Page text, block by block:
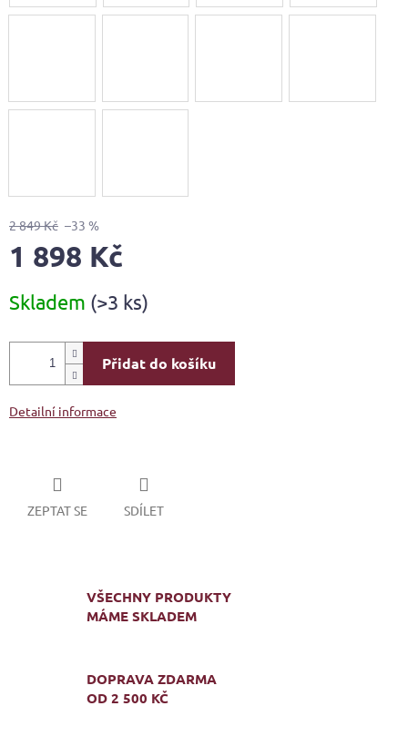
2 849 Kč –33 %
1 898 Kč
cena:
Skladem (>3 ks)
Přidat do košíku
Detailní informace
ZEPTAT SE SDÍLET
VŠECHNY PRODUKTY
MÁME SKLADEM
DOPRAVA ZDARMA
OD 2 500 KČ